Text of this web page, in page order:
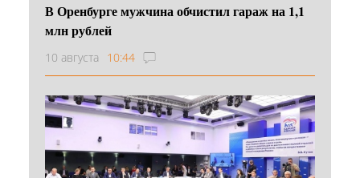
В Оренбурге мужчина обчистил гараж на 1,1
млн рублей
10 августа 10:44